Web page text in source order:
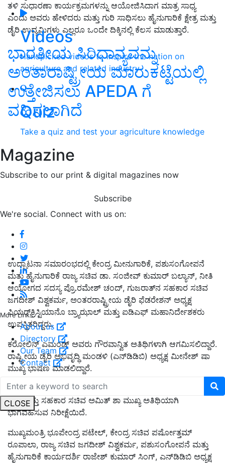
Videos
Handpicked videos to inspire the nation on
agriculture and related industry
Quiz
Take a quiz and test your agriculture knowledge
Magazine
Subscribe to our print & digital magazines now
Subscribe
We're social. Connect with us on:
More Links
About us
Directory
Our Team
Contact
CLOSE
ತಳಿ ಸುಧಾರಣಾ ಕಾರ್ಯಕ್ರಮಗಳನ್ನು ಆಯೋಜಿಸಿದಾಗ ಮಾತ್ರ ಸಾಧ್ಯ
ಎಂದು ಅವರು ಹೇಳಿದರು ಮತ್ತು ಗುರಿ ಸಾಧಿಸಲು ಹೈನುಗಾರಿಕೆ ಕ್ಷೇತ್ರ ಮತ್ತು
ಡೈರಿ ಉದ್ಯಮಿಗಳು ಎಲ್ಲರೂ ಒಂದೇ ದಿಕ್ಕಿನಲ್ಲಿ ಕೆಲಸ ಮಾಡುತ್ತಾರೆ.
ಭಾರತೀಯ ಸಿರಿಧಾನ್ಯವನ್ನು
ಅಂತಾರಾಷ್ಟ್ರೀಯ ಮಾರುಕಟ್ಟೆಯಲ್ಲಿ
ಉತ್ತೇಜಿಸಲು APEDA ಗೆ
ವಹಿಸಲಾಗಿದೆ
ಉದ್ಘಾಟನಾ ಸಮಾರಂಭದಲ್ಲಿ ಕೇಂದ್ರ ಮೀನುಗಾರಿಕೆ, ಪಶುಸಂಗೋಪನೆ
ಮತ್ತು ಹೈನುಗಾರಿಕೆ ರಾಜ್ಯ ಸಚಿವ ಡಾ. ಸಂಜೀವ್ ಕುಮಾರ್ ಬಲ್ಯಾನ್, ನೀತಿ
ಆಯೋಗದ ಸದಸ್ಯ ಪ್ರೊ.ರಮೇಶ್ ಚಂದ್, ಗುಜರಾತ್‌ನ ಸಹಕಾರ ಸಚಿವ
ಜಗದೀಶ್ ವಿಶ್ವಕರ್ಮ, ಅಂತರರಾಷ್ಟ್ರೀಯ ಡೈರಿ ಫೆಡರೇಶನ್ ಅಧ್ಯಕ್ಷ
ಪಿಯರ್‌ಕ್ರಿಸ್ಟಿಯಾನೊ ಬ್ರ್ಯಾಝಾಲ್ ಮತ್ತು ಐಡಿಎಫ್ ಮಹಾನಿರ್ದೇಶಕರು
ಉಪಸ್ಥಿತರಿದ್ದರು.
ಕರೋಲಿನ್ ಎಮಂಡ್ ಅವರು ಗೌರವಾನ್ವಿತ ಅತಿಥಿಗಳಾಗಿ ಆಗಮಿಸಲಿದ್ದಾರೆ.
ರಾಷ್ಟ್ರೀಯ ಡೈರಿ ಅಭಿವೃದ್ಧಿ ಮಂಡಳಿ (ಎನ್‌ಡಿಡಿಬಿ) ಅಧ್ಯಕ್ಷ ಮೀನೇಶ್ ಷಾ
ಮುಖ್ಯ ಭಾಷಣ ಮಾಡಲಿದ್ದಾರೆ.
ಮಾರ್ಚ್ 18 ರಂದು ನಡೆಯುವ ಭಾರತೀಯ ಡೈರಿ ಶೃಂಗಸಭೆಯಲ್ಲಿ ಕೇಂದ್ರ
ಗೃಹ ಮತ್ತು ಸಹಕಾರ ಸಚಿವ ಅಮಿತ್ ಶಾ ಮುಖ್ಯ ಅತಿಥಿಯಾಗಿ
ಭಾಗವಹಿಸುವ ನಿರೀಕ್ಷೆಯಿದೆ.
ಮುಖ್ಯಮಂತ್ರಿ ಭೂಪೇಂದ್ರ ಪಟೇಲ್, ಕೇಂದ್ರ ಸಚಿವ ಪರ್ಷೋತ್ತಮ್
ರೂಪಾಲಾ, ರಾಜ್ಯ ಸಚಿವ ಜಗದೀಶ್ ವಿಶ್ವಕರ್ಮ, ಪಶುಸಂಗೋಪನೆ ಮತ್ತು
ಹೈನುಗಾರಿಕೆ ಕಾರ್ಯದರ್ಶಿ ರಾಜೇಶ್ ಕುಮಾರ್ ಸಿಂಗ್, ಎನ್‌ಡಿಡಿಬಿ ಅಧ್ಯಕ್ಷ